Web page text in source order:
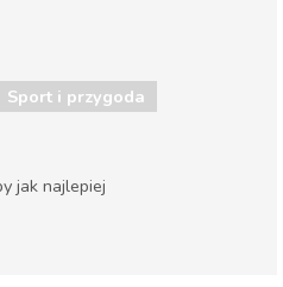
Sport i przygoda
jak najlepiej